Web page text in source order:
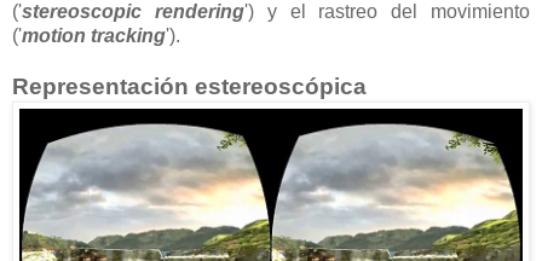
('stereoscopic rendering') y el rastreo del movimiento
('motion tracking').
Representación estereoscópica